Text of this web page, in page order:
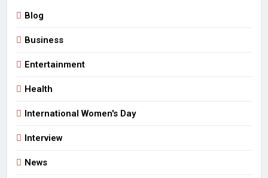
Blog
Business
Entertainment
Health
International Women's Day
Interview
News